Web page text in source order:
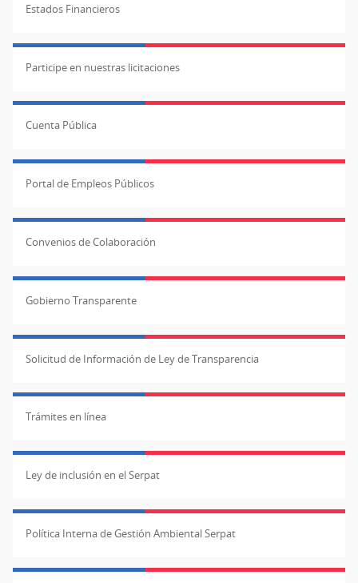
Estados Financieros
Participe en nuestras licitaciones
Cuenta Pública
Portal de Empleos Públicos
Convenios de Colaboración
Gobierno Transparente
Solicitud de Información de Ley de Transparencia
Trámites en línea
Ley de inclusión en el Serpat
Política Interna de Gestión Ambiental Serpat